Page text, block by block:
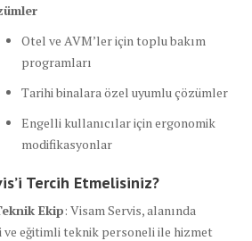
Otel ve AVM’ler için toplu bakım
programları
Tarihi binalara özel uyumlu çözümler
Engelli kullanıcılar için ergonomik
modifikasyonlar
Tercih Etmelisiniz?
Ekip: Visam Servis, alanında
ve eğitimli teknik personeli ile hizmet